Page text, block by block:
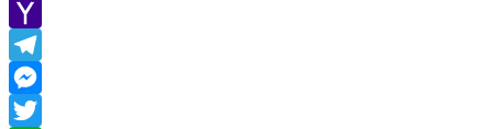
Gmail
Yahoo
Mail
Telegram
Messenger